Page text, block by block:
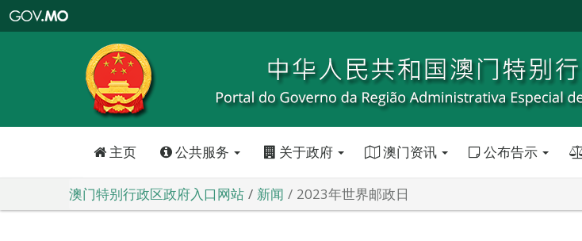
特
政
区
政
口
主页 公共服务 关于政府 澳门资讯 公布告示
澳门特别行政区政府入口网站 新闻 2023年世界邮政日